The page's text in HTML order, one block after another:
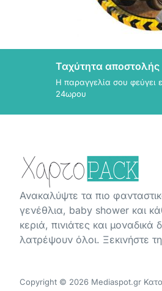
Ταχύτητα αποστολής
Η παραγγελία σου φεύγει
24ωρου
Ανακαλύψτε τα πιο
γενέθλια, baby shower και
κεριά, πινιάτες και μοναδικά
λατρέψουν όλοι. Ξεκινήστε
Copyright © 2026 Mediaspot.gr